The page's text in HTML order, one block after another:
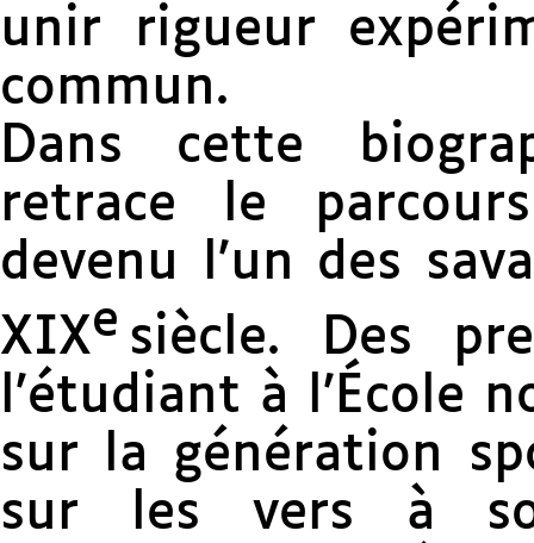
unir rigueur
commun.
Dans cette
retrace le
devenu l’un des
XIXe siècle. Des
l’étudiant à l’École
sur la génération
sur les vers à